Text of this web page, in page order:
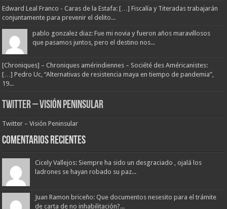
Edward Leal Franco - Caras de la Estafa: […] Fiscalía y Titeradas trabajarán
conjuntamente para prevenir el delito...
pablo gonzalez diaz: Fue mi novia y fueron años maravillosos
que pasamos juntos, pero el destino nos...
[Chroniques] – Chroniques amérindiennes – Société des Américanistes:
[…] Pedro Uc, “Alternativas de resistencia maya en tiempo de pandemia”,
19...
Twitter – Visión Peninsular
Twitter – Visión Peninsular
Comentarios Recientes
Cicely Vallejos: Siempre ha sido un desgraciado , ojalá los
ladrones se hayan robado su paz...
Juan Ramon briceño: Que documentos nesesito para el trámite
de carta de no inhabilitación?...